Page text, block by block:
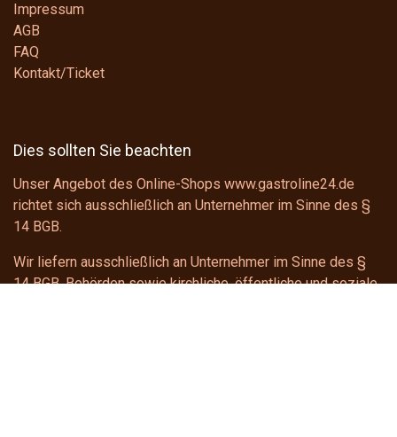
Impressum
AGB
FAQ
Kontakt/Ticket
Dies sollten Sie beachten
Unser Angebot des Online-Shops www.gastroline24.de
richtet sich ausschließlich an Unternehmer im Sinne des §
14 BGB.
Wir liefern ausschließlich an Unternehmer im Sinne des §
14 BGB, Behörden sowie kirchliche, öffentliche und soziale